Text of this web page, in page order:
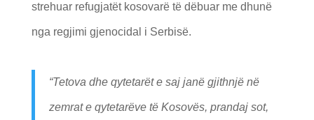
strehuar refugjatët kosovarë të dëbuar me dhunë
nga regjimi gjenocidal i Serbisë.
“Tetova dhe qytetarët e saj janë gjithnjë në
zemrat e qytetarëve të Kosovës, prandaj sot,